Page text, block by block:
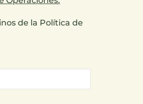
de la Política de